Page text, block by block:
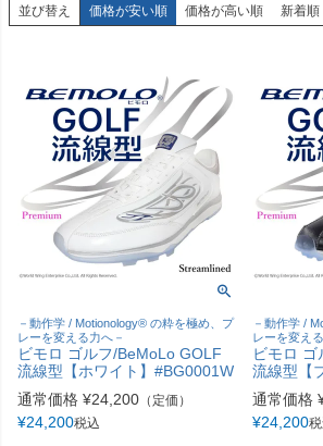
並び替え 価格が安い順 価格が高い順 新着順
－動作学 / Motionology® の粋を極め、プ
レーを変える力へ－
ビモロ ゴルフ/BeMoLo GOLF
流線型【ホワイト】#BG0001W
通常価格 ¥24,200 （定価）
¥24,200税込
－動作学 /
レーを変え
ビモロ
流線型【
通常価格
¥24,200